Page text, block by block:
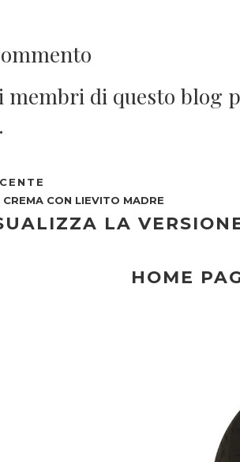
membri di questo blog
CON LIEVITO MADRE
LA
HOME